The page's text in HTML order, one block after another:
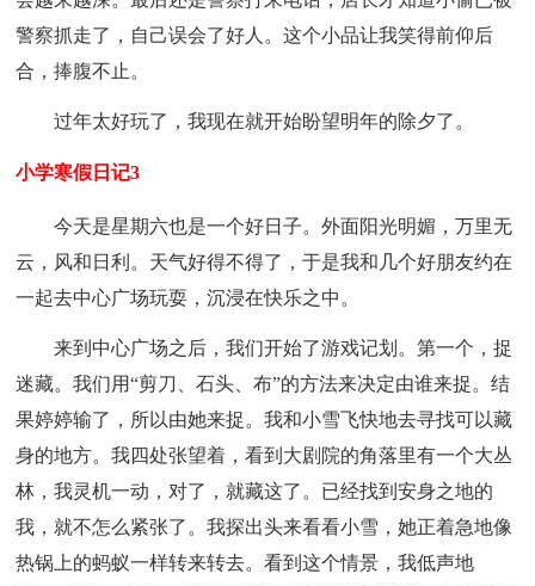
警察抓走了，自己误会了好人。这个小品让我笑得前仰后
合，捧腹不止。
过年太好玩了，我现在就开始盼望明年的除夕了。
小学寒假日记3
今天是星期六也是一个好日子。外面阳光明媚，万里无
云，风和日利。天气好得不得了，于是我和几个好朋友约在
一起去中心广场玩耍，沉浸在快乐之中。
来到中心广场之后，我们开始了游戏记划。第一个，捉
迷藏。我们用“剪刀、石头、布”的方法来决定由谁来捉。结
果婷婷输了，所以由她来捉。我和小雪飞快地去寻找可以藏
身的地方。我四处张望着，看到大剧院的角落里有一个大丛
林，我灵机一动，对了，就藏这了。已经找到安身之地的
我，就不怎么紧张了。我探出头来看看小雪，她正着急地像
热锅上的蚂蚁一样转来转去。看到这个情景，我低声地